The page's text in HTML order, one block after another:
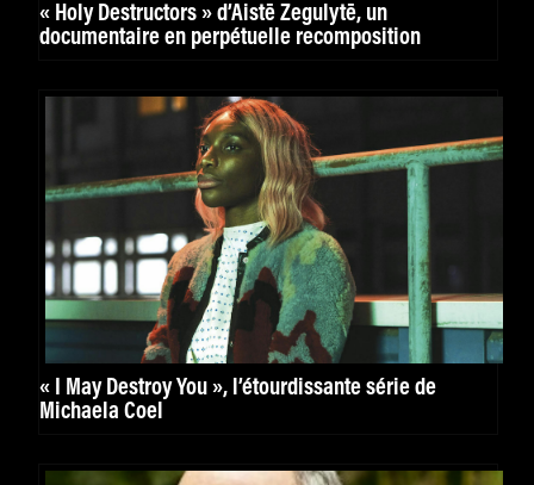
« Holy Destructors » d’Aistē Žegulytē, un
documentaire en perpétuelle recomposition
« I May Destroy You », l’étourdissante série de
Michaela Coel